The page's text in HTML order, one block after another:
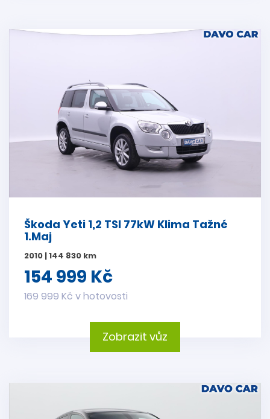
Škoda Yeti 1,2 TSI 77kW Klima Tažné
1.Maj
2010 | 144 830 km
154 999 Kč
169 999 Kč v hotovosti
Zobrazit vůz